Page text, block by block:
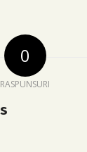
0
RASPUNSURI